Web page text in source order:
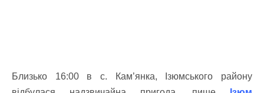
Близько 16:00 в с. Кам’янка, Ізюмського району